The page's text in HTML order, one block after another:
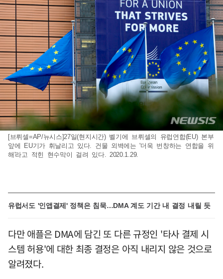
[브뤼셀=AP/뉴시스]27일(현지시간) 벨기에 브뤼셀의 유럽연합(EU) 본부
앞에 EU기가 휘날리고 있다. 건물 외벽에는 '더욱 번창하는 연합을 위
해'라고 적힌 현수막이 걸려 있다. 2020.1.29.
유럽서도 '인앱결제' 정책은 침묵…DMA 계도 기간 내 결정 내릴 듯
다만 애플은 DMA에 담긴 또 다른 규정인 '타사 결제 시
스템 허용'에 대한 최종 결정은 아직 내리지 않은 것으로
알려졌다.